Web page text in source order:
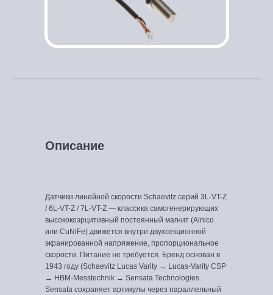
Датчики линейной скорости Schaevitz серий 3L-VT-Z
/ 6L-VT-Z / 7L-VT-Z — классика самогенерирующих
высококоэрцитивный постоянный магнит (Alnico
или CuNiFe) движется внутри двухсекционной
экранированной напряжение, пропорциональное
скорости. Питание не требуется. Бренд основан в
1943 году (Schaevitz Lucas Varity → Lucas-Varity CSP
→ HBM-Messtechnik → Sensata Technologies.
Sensata сохраняет артикулы через параллельный
Описание